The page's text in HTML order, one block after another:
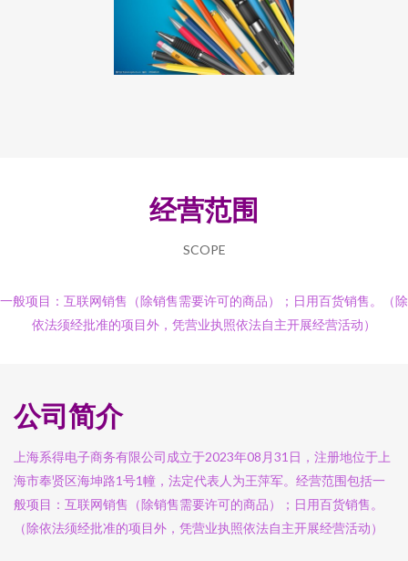
经营范围
SCOPE
一般项目：互联网销售（除销售需要许可的商品）；日用百货销售。（除
依法须经批准的项目外，凭营业执照依法自主开展经营活动）
公司简介
上海系得电子商务有限公司成立于2023年08月31日，注册地位于上
海市奉贤区海坤路1号1幢，法定代表人为王萍军。经营范围包括一
般项目：互联网销售（除销售需要许可的商品）；日用百货销售。
（除依法须经批准的项目外，凭营业执照依法自主开展经营活动）